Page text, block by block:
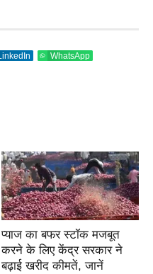
WhatsApp
प्याज का बफर स्टॉक मजबूत
करने के लिए केंद्र सरकार ने
बढ़ाई खरीद कीमतें, जानें